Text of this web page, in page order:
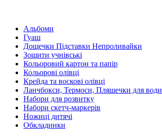
Альбоми
Гуаш
Дощечки Підставки Непроливайки
Зошити учнівські
Кольоровий картон та папір
Кольорові олівці
Крейда та воскові олівці
Ланчбокси, Термоси, Пляшечки для води
Набори для розвитку
Набори скетч-маркерів
Ножиці дитячі
Обкладинки